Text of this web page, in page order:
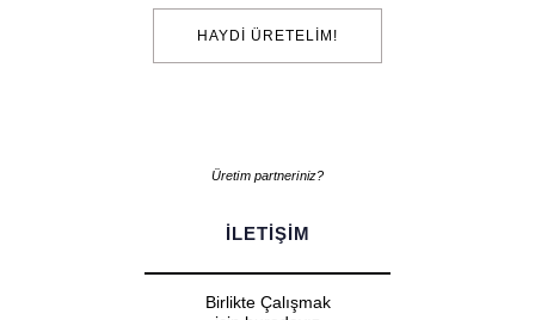
HAYDI ÜRETELIM!
Üretim partneriniz?
ILETIŞIM
Birlikte Çalışmak